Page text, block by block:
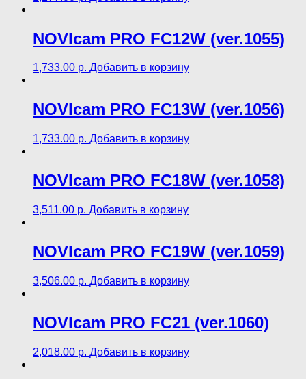
NOVIcam PRO FC12W (ver.1055)
1,733.00 р. Добавить в корзину
NOVIcam PRO FC13W (ver.1056)
1,733.00 р. Добавить в корзину
NOVIcam PRO FC18W (ver.1058)
3,511.00 р. Добавить в корзину
NOVIcam PRO FC19W (ver.1059)
3,506.00 р. Добавить в корзину
NOVIcam PRO FC21 (ver.1060)
2,018.00 р. Добавить в корзину